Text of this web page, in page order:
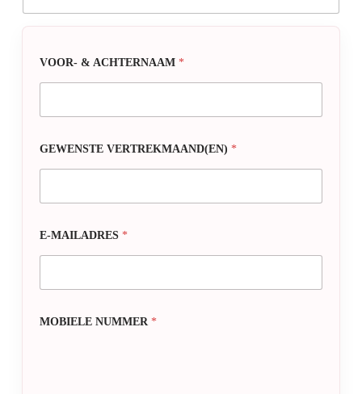
VOOR- & ACHTERNAAM*
GEWENSTE VERTREKMAAND(EN)*
E-MAILADRES*
MOBIELE NUMMER*